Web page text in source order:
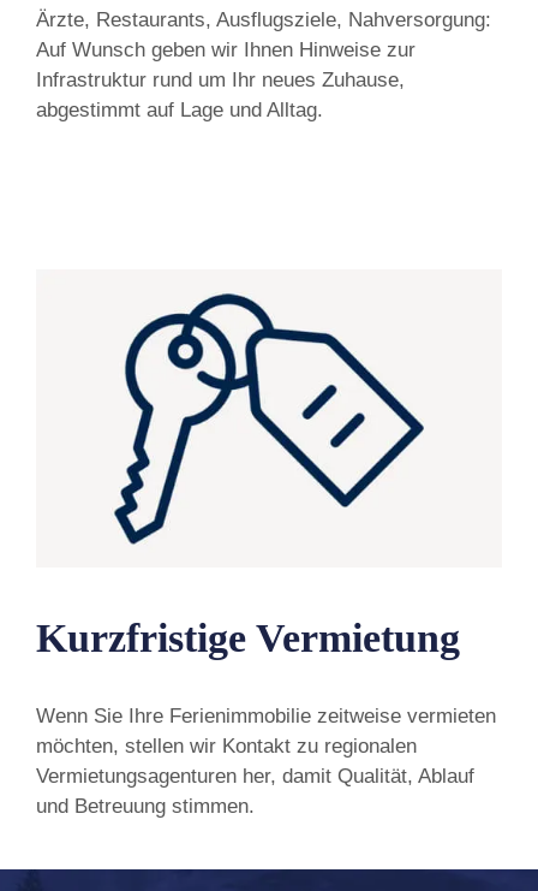
Ärzte, Restaurants, Ausflugsziele, Nahversorgung:
Auf Wunsch geben wir Ihnen Hinweise zur
Infrastruktur rund um Ihr neues Zuhause,
abgestimmt auf Lage und Alltag.
Kurzfristige Vermietung
Wenn Sie Ihre Ferienimmobilie zeitweise vermieten
möchten, stellen wir Kontakt zu regionalen
Vermietungsagenturen her, damit Qualität, Ablauf
und Betreuung stimmen.